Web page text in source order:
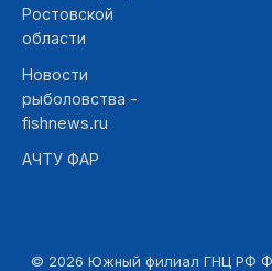
Ростовской
области
Новости
рыболовства -
fishnews.ru
АЧТУ ФАР
© 2026 Южный филиал ГНЦ РФ